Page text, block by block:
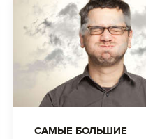
САМЫЕ БОЛЬШИЕ